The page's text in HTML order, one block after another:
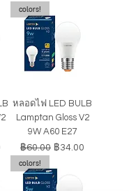
ยลด
colors!
หลอดไฟ LED BULB
Lamptan Gloss V2
9W A60 E27
ราคาปกติ
฿60.00 ราคาขายลด
฿34.00
colors!